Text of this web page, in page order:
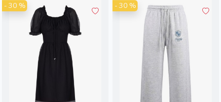
- 30 % - 30 %